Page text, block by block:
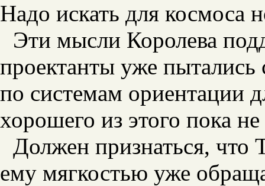
Надо искать для космоса
Эти мысли Королева
проектанты уже
по системам ориентации
хорошего из этого пока
Должен признаться, что
ему мягкостью уже